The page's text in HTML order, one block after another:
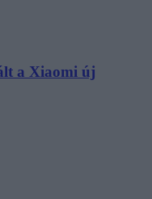
a Xiaomi új